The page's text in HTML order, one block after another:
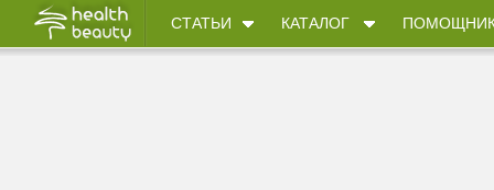
СТАТЬИ КАТАЛОГ